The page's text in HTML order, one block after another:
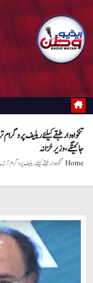
تنخواہ دار طبقے کیلئے ریلیف
جائینگے ، وزیر خزانہ
Homeتنخواہ دار طبقے کیلئے ریلیف پروگرام